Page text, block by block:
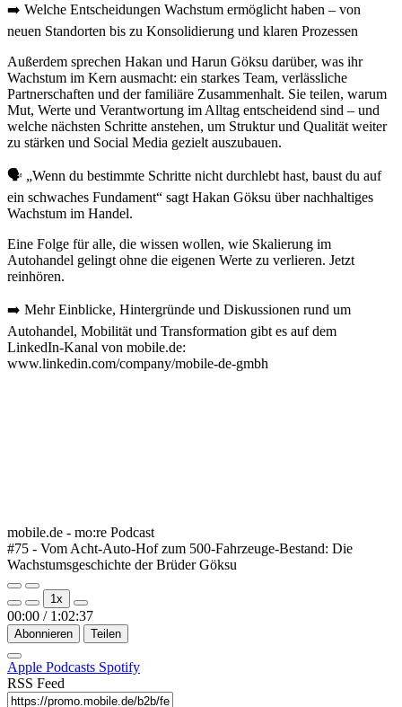
➡️ Welche Entscheidungen Wachstum ermöglicht haben – von
neuen Standorten bis zu Konsolidierung und klaren Prozessen
Außerdem sprechen Hakan und Harun Göksu darüber, was ihr
Wachstum im Kern ausmacht: ein starkes Team, verlässliche
Partnerschaften und der familiäre Zusammenhalt. Sie teilen, warum
Mut, Werte und Verantwortung im Alltag entscheidend sind – und
welche nächsten Schritte anstehen, um Struktur und Qualität weiter
zu stärken und Social Media gezielt auszubauen.
🗣️ „Wenn du bestimmte Schritte nicht durchlebt hast, baust du auf
ein schwaches Fundament“ sagt Hakan Göksu über nachhaltiges
Wachstum im Handel.
Eine Folge für alle, die wissen wollen, wie Skalierung im
Autohandel gelingt ohne die eigenen Werte zu verlieren. Jetzt
reinhören.
➡️ Mehr Einblicke, Hintergründe und Diskussionen rund um
Autohandel, Mobilität und Transformation gibt es auf dem
LinkedIn-Kanal von mobile.de:
www.linkedin.com/company/mobile-de-gmbh
mobile.de - mo:re Podcast
#75 - Vom Acht-Auto-Hof zum 500-Fahrzeuge-Bestand: Die
Wachstumsgeschichte der Brüder Göksu
Play
Episode
Pause
Episode
1x
00:00 / 1:02:37
Abonnieren Teilen
Apple Podcasts Spotify
RSS Feed